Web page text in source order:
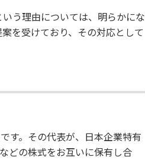
う理由については、明らかにな
を受けており、その対応として
す。その代表が、日本企業特有
どの株式をお互いに保有し合